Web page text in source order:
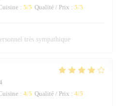
: 5/5 Qualité / Prix : 5/5
très sympathique
: 4/5 Qualité / Prix : 4/5